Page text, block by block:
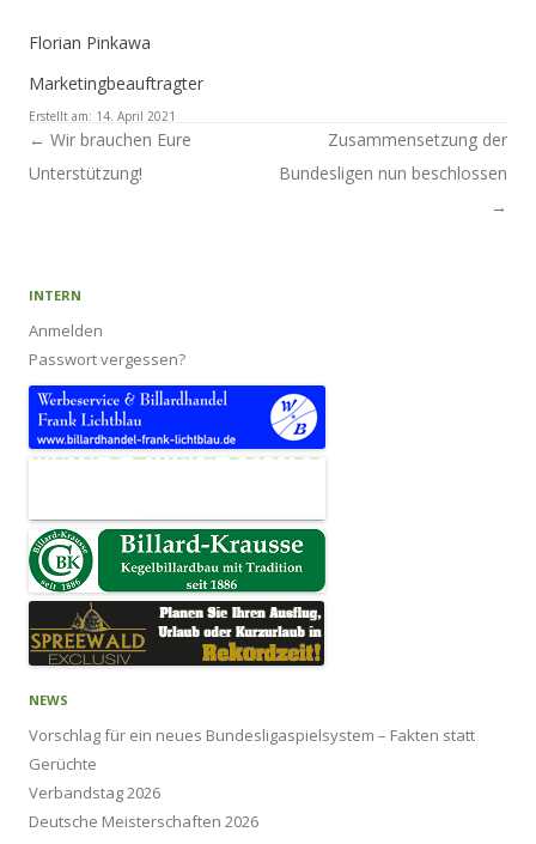
Florian Pinkawa
Marketingbeauftragter
Erstellt am: 14. April 2021
Artikel-Navigation
← Wir brauchen Eure
Unterstützung!
Zusammensetzung der
Bundesligen nun beschlossen
→
INTERN
Anmelden
Passwort vergessen?
NEWS
Vorschlag für ein neues Bundesligaspielsystem – Fakten statt
Gerüchte
Verbandstag 2026
Deutsche Meisterschaften 2026